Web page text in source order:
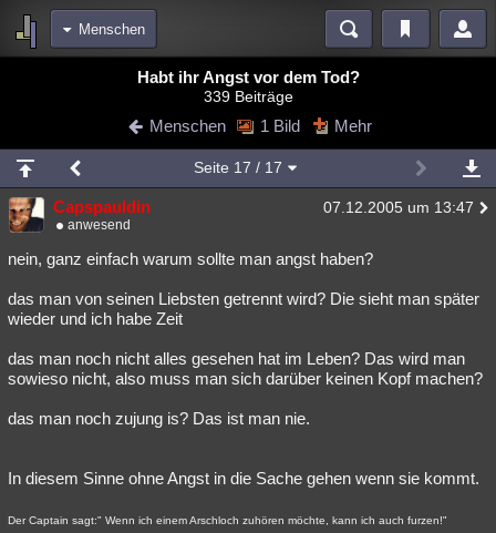
Menschen
Blogs Videos
Chat Wiki Neuigkeiten
meine Rubriken
Menschen Wissenschaft Mystery Kriminalfälle
Spiritualität Verschwörungen Technologie Ufologie
Natur Umfragen Unterhaltung
Philosophie Träume Orte Esoterik Literatur
Helpdesk Gruppen
Übersichten
Besucht Teilgenommen Alle Neue Geschlossen
Habt ihr Angst vor dem Tod?
339 Beiträge
Menschen 1 Bild Mehr
Seite 17 / 17
Capspauldin 07.12.2005 um 13:47
anwesend
nein, ganz einfach warum sollte man angst haben?
das man von seinen Liebsten getrennt wird? Die sieht man später
wieder und ich habe Zeit
das man noch nicht alles gesehen hat im Leben? Das wird man
sowieso nicht, also muss man sich darüber keinen Kopf machen?
das man noch zujung is? Das ist man nie.
In diesem Sinne ohne Angst in die Sache gehen wenn sie kommt.
Der Captain sagt:" Wenn ich einem Arschloch zuhören möchte, kann ich auch furzen!"